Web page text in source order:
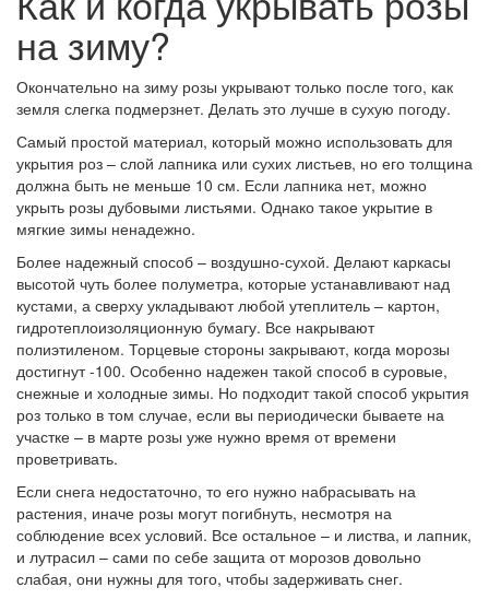
на зиму?
Окончательно на зиму розы укрывают только после того, как
земля слегка подмерзнет. Делать это лучше в сухую погоду.
Самый простой материал, который можно использовать для
укрытия роз – слой лапника или сухих листьев, но его толщина
должна быть не меньше 10 см. Если лапника нет, можно
укрыть розы дубовыми листьями. Однако такое укрытие в
мягкие зимы ненадежно.
Более надежный способ – воздушно-сухой. Делают каркасы
высотой чуть более полуметра, которые устанавливают над
кустами, а сверху укладывают любой утеплитель – картон,
гидротеплоизоляционную бумагу. Все накрывают
полиэтиленом. Торцевые стороны закрывают, когда морозы
достигнут -100. Особенно надежен такой способ в суровые,
снежные и холодные зимы. Но подходит такой способ укрытия
роз только в том случае, если вы периодически бываете на
участке – в марте розы уже нужно время от времени
проветривать.
Если снега недостаточно, то его нужно набрасывать на
растения, иначе розы могут погибнуть, несмотря на
соблюдение всех условий. Все остальное – и листва, и лапник,
и лутрасил – сами по себе защита от морозов довольно
слабая, они нужны для того, чтобы задерживать снег.